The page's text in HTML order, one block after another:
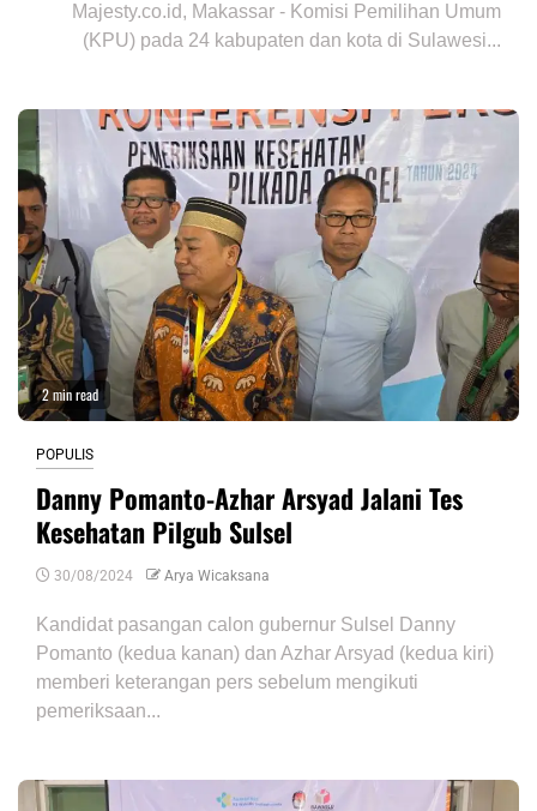
Majesty.co.id, Makassar - Komisi Pemilihan Umum
(KPU) pada 24 kabupaten dan kota di Sulawesi...
2 min read
POPULIS
Danny Pomanto-Azhar Arsyad Jalani Tes
Kesehatan Pilgub Sulsel
30/08/2024 Arya Wicaksana
Kandidat pasangan calon gubernur Sulsel Danny
Pomanto (kedua kanan) dan Azhar Arsyad (kedua kiri)
memberi keterangan pers sebelum mengikuti
pemeriksaan...